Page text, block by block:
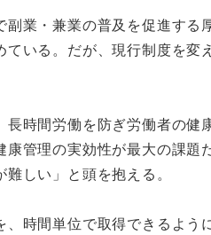
業・兼業の普及を促進する
いる。だが、現行制度を変
時間労働を防ぎ労働者の健
康管理の実効性が最大の課
しい」と頭を抱える。
時間単位で取得できるよう